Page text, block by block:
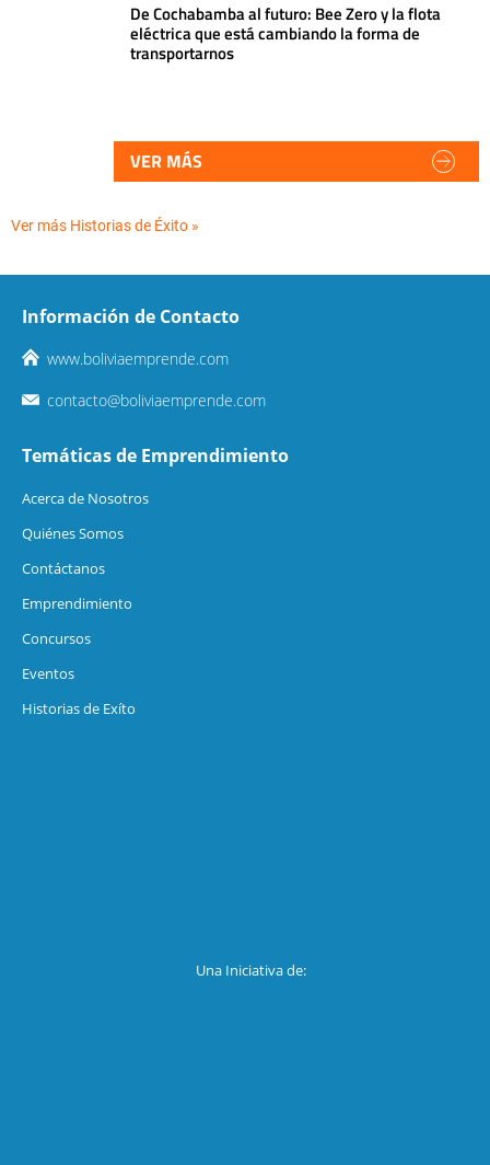
De Cochabamba al futuro: Bee Zero y la flota
eléctrica que está cambiando la forma de
transportarnos
VER MÁS
Ver más Historias de Éxito »
Información de Contacto
www.boliviaemprende.com
contacto@boliviaemprende.com
Temáticas de Emprendimiento
Acerca de Nosotros
Quiénes Somos
Contáctanos
Emprendimiento
Concursos
Eventos
Historias de Exíto
Una Iniciativa de: